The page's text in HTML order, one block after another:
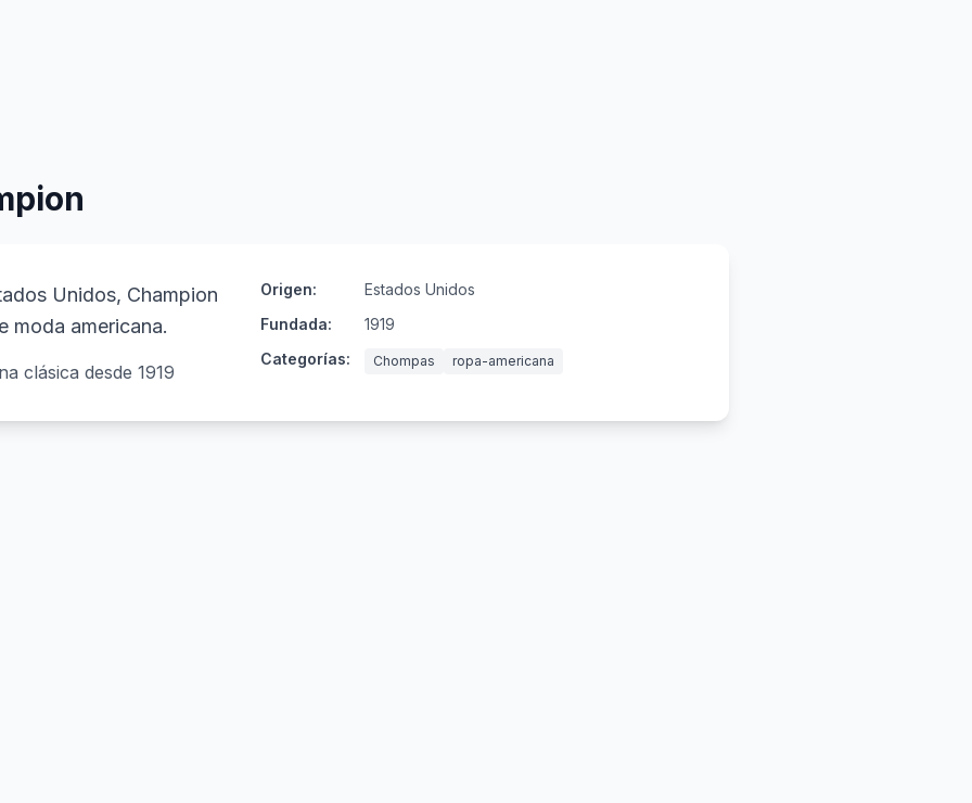
Unidos, Champion
moda americana.
clásica desde 1919
Origen:
Estados Unidos
Fundada:
1919
Categorías:
Chompas ropa-americana